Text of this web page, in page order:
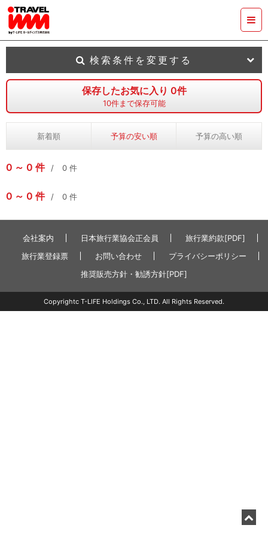
保存したお気に入り 0件
10件まで保存可能
新着順 予算の安い順 予算の高い順
0 0 件 0 件
0 0 件 0 件
検索条件を変更する
会社案内 日本旅行業協会正会員
旅行業約款[PDF]
旅行業登録票
お問い合わせ
プライバシーポリシー
推奨販売方針・勧誘方針[PDF]
Copyrightc T-LIFE Holdings Co., LTD. All Rights Reserved.